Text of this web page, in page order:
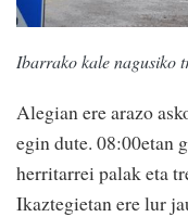
Ibarrako kale nagusiko
Alegian ere arazo
egin dute. 08:00etan
herritarrei palak eta
Ikaztegietan ere lur